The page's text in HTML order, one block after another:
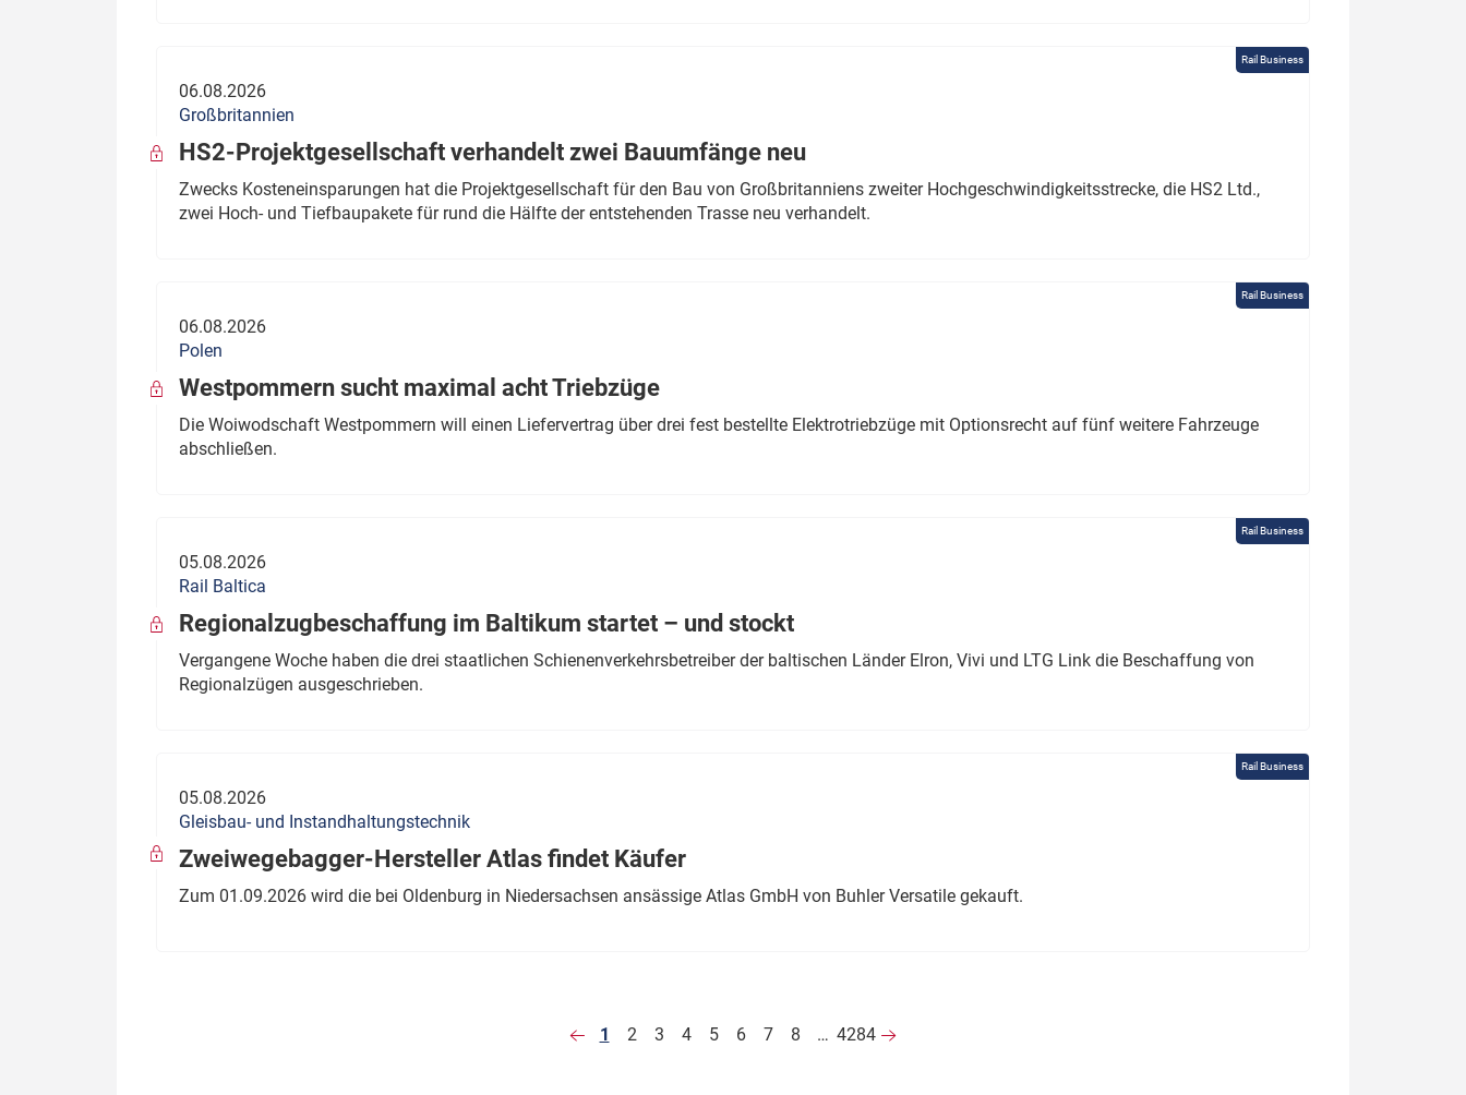
Rail Business
06.08.2026
Großbritannien
HS2-Projektgesellschaft verhandelt zwei Bauumfänge neu
Zwecks Kosteneinsparungen hat die Projektgesellschaft für den Bau von Großbritanniens zweiter Hochgeschwindigkeitsstrecke, die HS2 Ltd.,
zwei Hoch- und Tiefbaupakete für rund die Hälfte der entstehenden Trasse neu verhandelt.
Rail Business
06.08.2026
Polen
Westpommern sucht maximal acht Triebzüge
Die Woiwodschaft Westpommern will einen Liefervertrag über drei fest bestellte Elektrotriebzüge mit Optionsrecht auf fünf weitere Fahrzeuge
abschließen.
Rail Business
05.08.2026
Rail Baltica
Regionalzugbeschaffung im Baltikum startet – und stockt
Vergangene Woche haben die drei staatlichen Schienenverkehrsbetreiber der baltischen Länder Elron, Vivi und LTG Link die Beschaffung von
Regionalzügen ausgeschrieben.
Rail Business
05.08.2026
Gleisbau- und Instandhaltungstechnik
Zweiwegebagger-Hersteller Atlas findet Käufer
Zum 01.09.2026 wird die bei Oldenburg in Niedersachsen ansässige Atlas GmbH von Buhler Versatile gekauft.
1 2 3 4 5 6 7 8 … 4284